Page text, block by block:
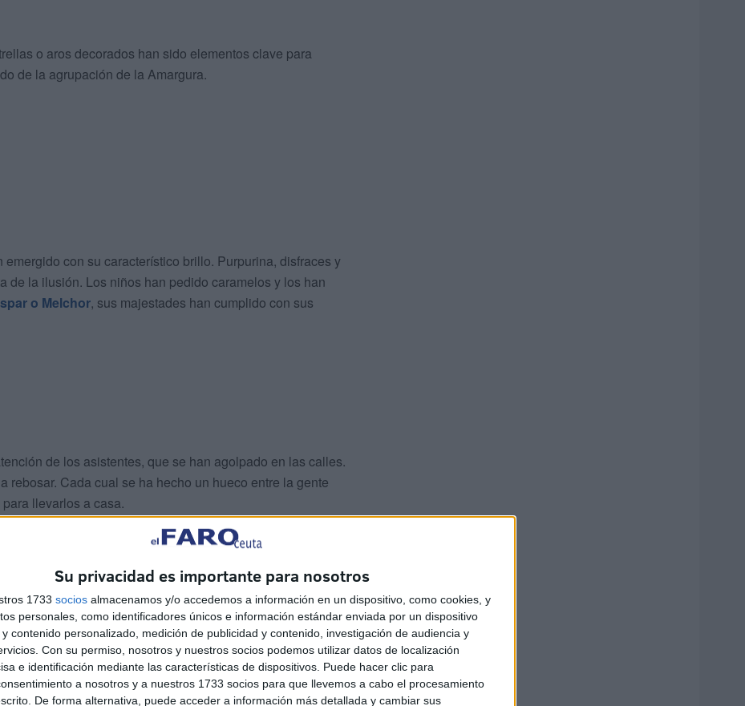
Su privacidad es importante para nosotros
1733 socios almacenamos y/o accedemos a información en un dispositivo, como cookies, y
personales, como identificadores únicos e información estándar enviada por un dispositivo
contenido personalizado, medición de publicidad y contenido, investigación de audiencia y
Con su permiso, nosotros y nuestros socios podemos utilizar datos de localización
e identificación mediante las características de dispositivos. Puede hacer clic para
a nosotros y a nuestros 1733 socios para que llevemos a cabo el procesamiento
De forma alternativa, puede acceder a información más detallada y cambiar sus
o aros decorados han sido elementos clave para
de la agrupación de la Amargura.
con su característico brillo. Purpurina, disfraces y
de la ilusión. Los niños han pedido caramelos y los han
o Melchor, sus majestades han cumplido con sus
de los asistentes, que se han agolpado en las calles.
rebosar. Cada cual se ha hecho un hueco entre la gente
llevarlos a casa.
interpretada por los músicos, que se han decantado por
‘Los peces en el río’, ‘La marimorena’ y otros clásicos han sido
han disfrutado de esta caída de la noche en un ambiente